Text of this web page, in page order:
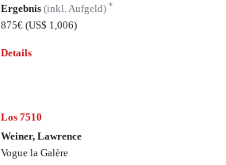
Ergebnis(inkl. Aufgeld)*
875€(US$ 1,006)
Details
Los 7510
Weiner, Lawrence
Vogue la Galère